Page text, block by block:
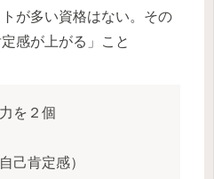
が多い資格はない。その
感が上がる」こと
を２個
己肯定感）